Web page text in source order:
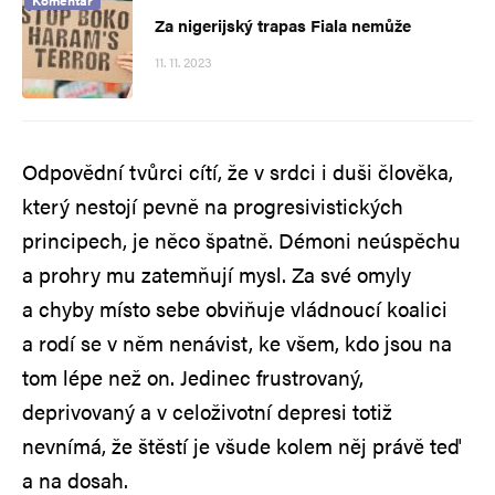
Za nigerijský trapas Fiala nemůže
11. 11. 2023
Odpovědní tvůrci cítí, že v srdci i duši člověka,
který nestojí pevně na progresivistických
principech, je něco špatně. Démoni neúspěchu
a prohry mu zatemňují mysl. Za své omyly
a chyby místo sebe obviňuje vládnoucí koalici
a rodí se v něm nenávist, ke všem, kdo jsou na
tom lépe než on. Jedinec frustrovaný,
deprivovaný a v celoživotní depresi totiž
nevnímá, že štěstí je všude kolem něj právě teď
a na dosah.